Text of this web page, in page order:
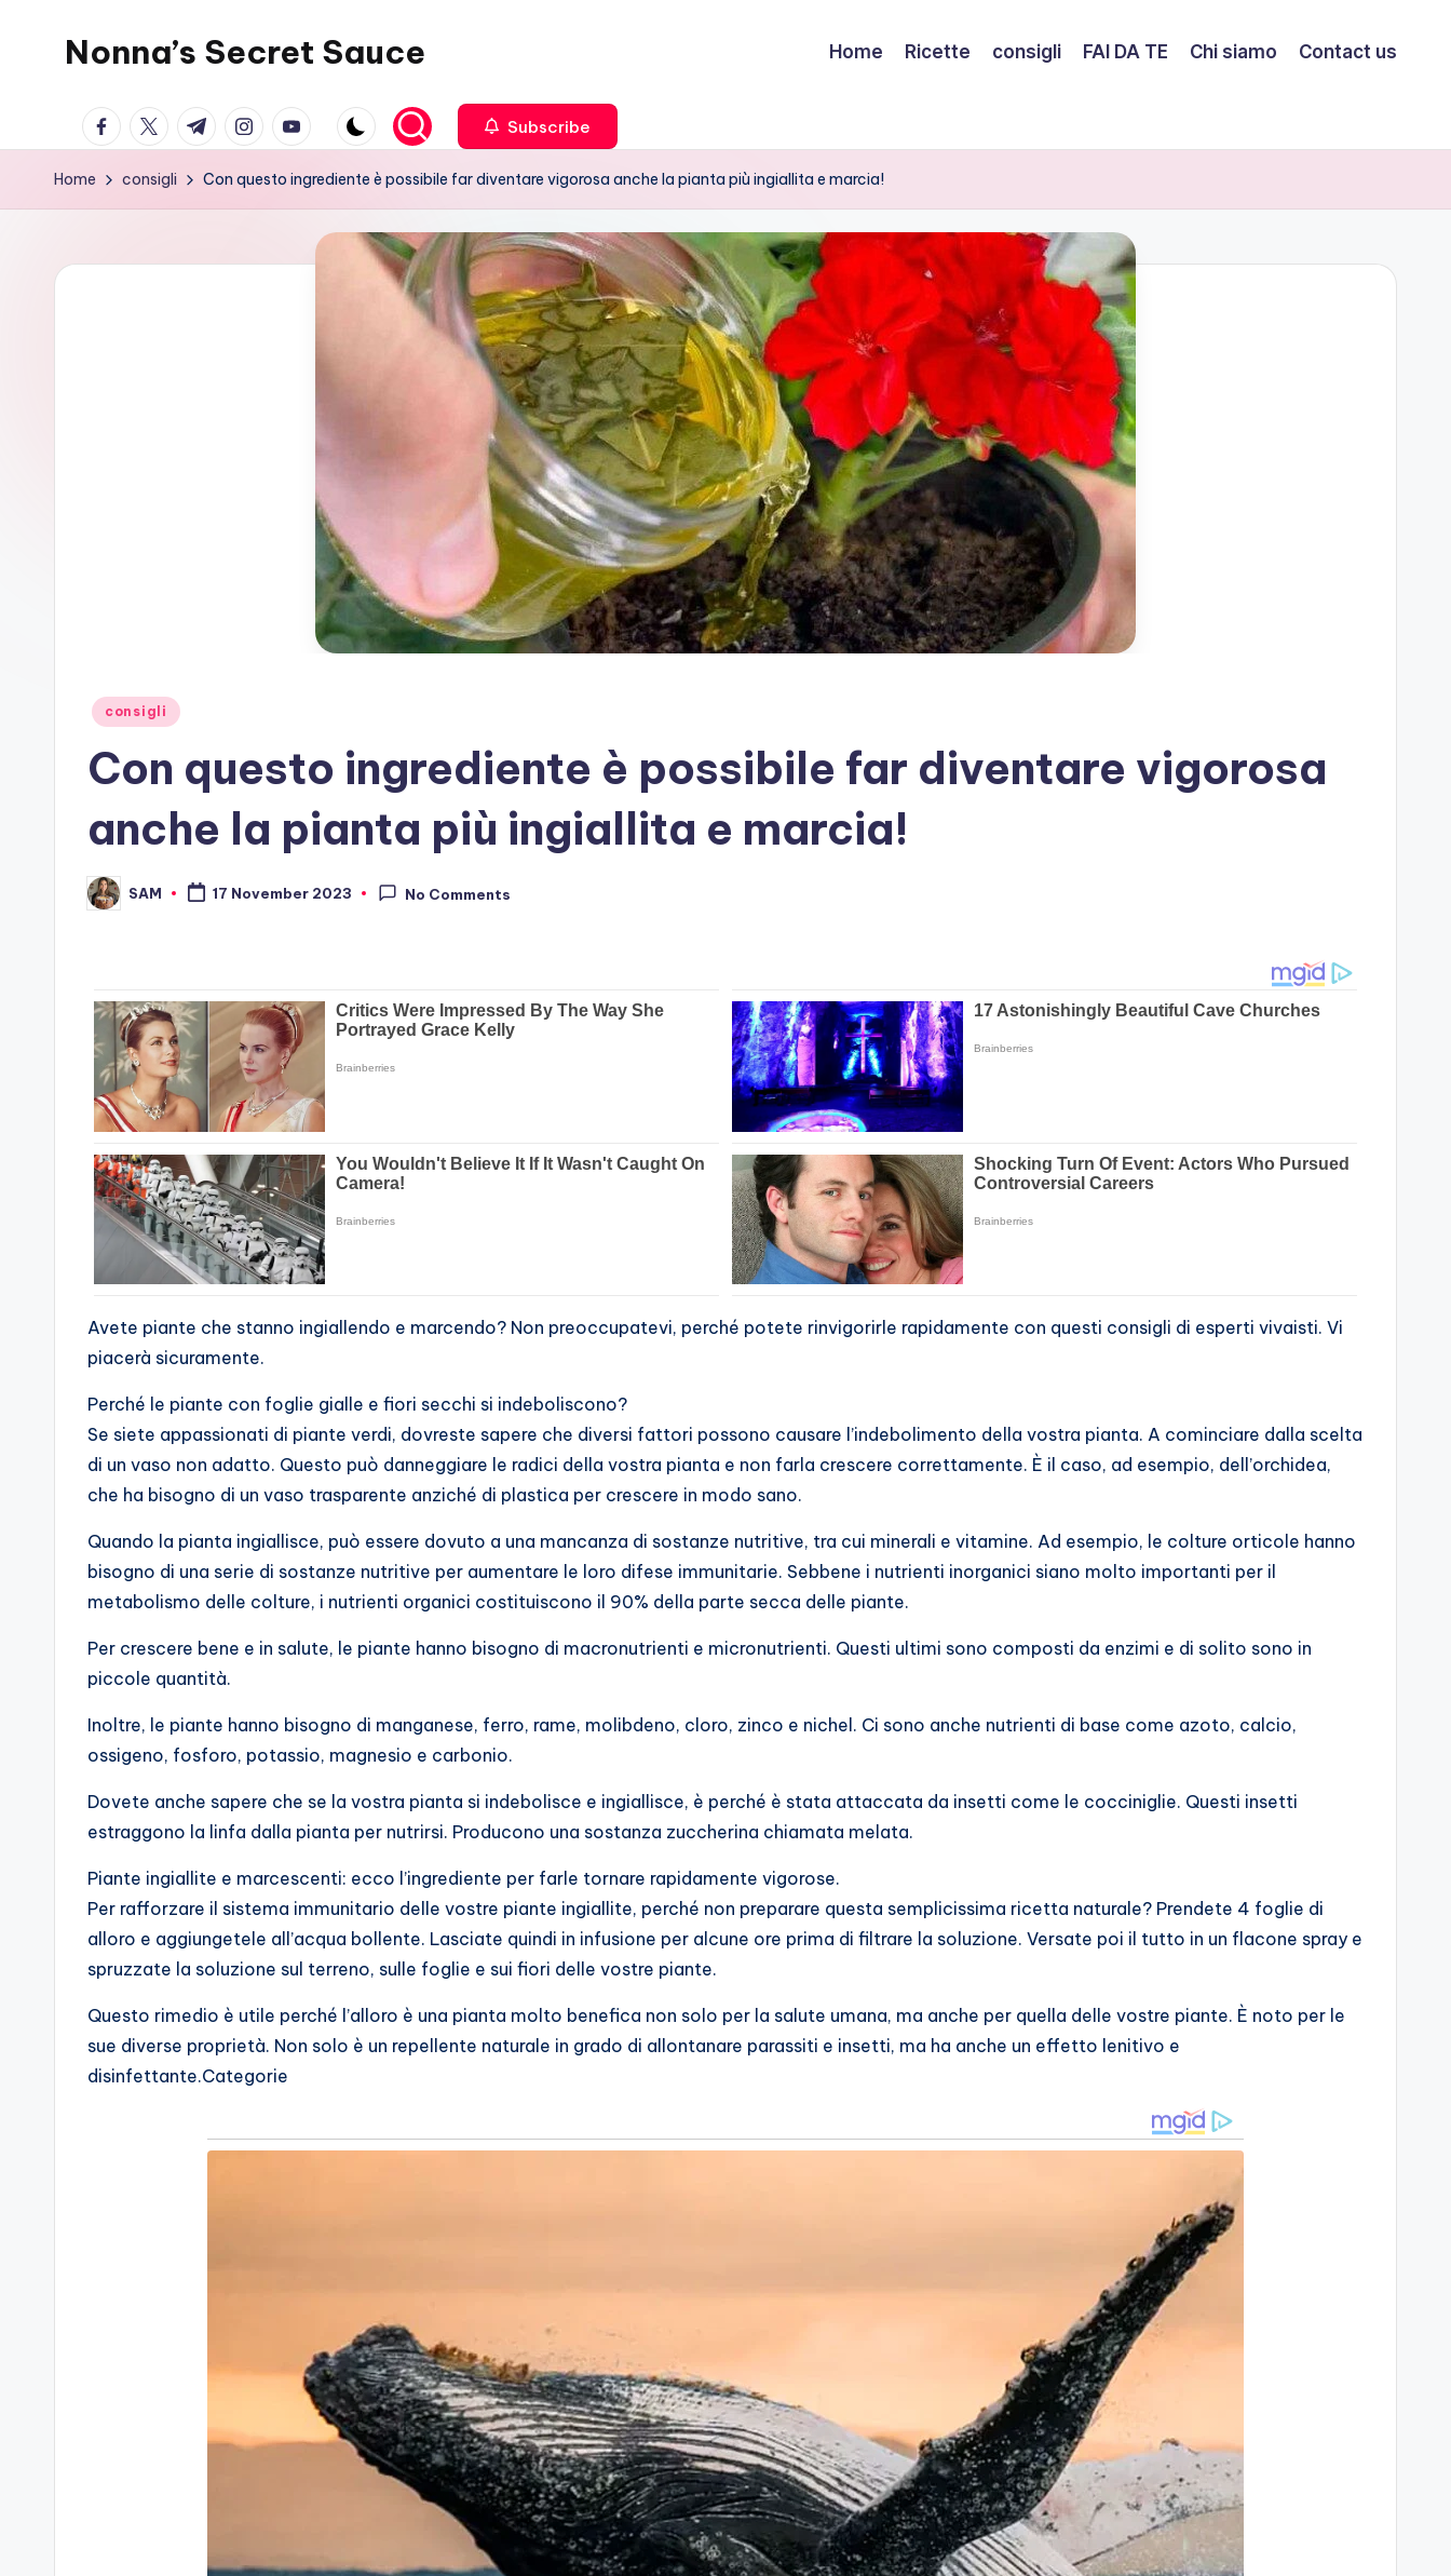
Nonna’s Secret Sauce Home Ricette consigli FAI DA TE Chi siamo Contact us
facebook.com
twitter.com
t.me instagram.com
youtube.com Subscribe
Home consigli Con questo ingrediente è possibile far diventare vigorosa anche la pianta più ingiallita e marcia!
Posted
consigli
Con questo ingrediente è possibile far diventare vigorosa
anche la pianta più ingiallita e marcia!
Posted
by
SAM 17 November 2023 No Comments
Avete piante che stanno ingiallendo e marcendo? Non preoccupatevi, perché potete rinvigorirle rapidamente con questi consigli di esperti vivaisti. Vi
piacerà sicuramente.
Perché le piante con foglie gialle e fiori secchi si indeboliscono?
Se siete appassionati di piante verdi, dovreste sapere che diversi fattori possono causare l’indebolimento della vostra pianta. A cominciare dalla scelta
di un vaso non adatto. Questo può danneggiare le radici della vostra pianta e non farla crescere correttamente. È il caso, ad esempio, dell’orchidea,
che ha bisogno di un vaso trasparente anziché di plastica per crescere in modo sano.
Quando la pianta ingiallisce, può essere dovuto a una mancanza di sostanze nutritive, tra cui minerali e vitamine. Ad esempio, le colture orticole hanno
bisogno di una serie di sostanze nutritive per aumentare le loro difese immunitarie. Sebbene i nutrienti inorganici siano molto importanti per il
metabolismo delle colture, i nutrienti organici costituiscono il 90% della parte secca delle piante.
Per crescere bene e in salute, le piante hanno bisogno di macronutrienti e micronutrienti. Questi ultimi sono composti da enzimi e di solito sono in
piccole quantità.
Inoltre, le piante hanno bisogno di manganese, ferro, rame, molibdeno, cloro, zinco e nichel. Ci sono anche nutrienti di base come azoto, calcio,
ossigeno, fosforo, potassio, magnesio e carbonio.
Dovete anche sapere che se la vostra pianta si indebolisce e ingiallisce, è perché è stata attaccata da insetti come le cocciniglie. Questi insetti
estraggono la linfa dalla pianta per nutrirsi. Producono una sostanza zuccherina chiamata melata.
Piante ingiallite e marcescenti: ecco l’ingrediente per farle tornare rapidamente vigorose.
Per rafforzare il sistema immunitario delle vostre piante ingiallite, perché non preparare questa semplicissima ricetta naturale? Prendete 4 foglie di
alloro e aggiungetele all’acqua bollente. Lasciate quindi in infusione per alcune ore prima di filtrare la soluzione. Versate poi il tutto in un flacone spray e
spruzzate la soluzione sul terreno, sulle foglie e sui fiori delle vostre piante.
Questo rimedio è utile perché l’alloro è una pianta molto benefica non solo per la salute umana, ma anche per quella delle vostre piante. È noto per le
sue diverse proprietà. Non solo è un repellente naturale in grado di allontanare parassiti e insetti, ma ha anche un effetto lenitivo e
disinfettante.Categorie